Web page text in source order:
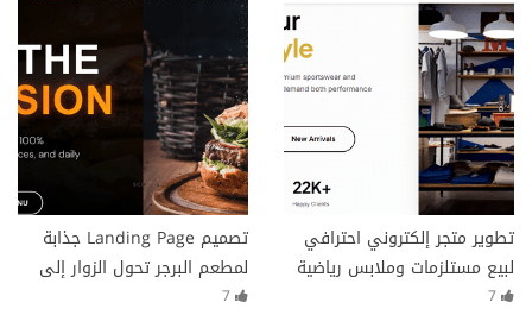
تطوير متجر إلكتروني احترافي
لبيع مستلزمات وملابس رياضية
تصميم Landing Page جذابة
لمطعم البرجر تحول الزوار إلى
عملاء